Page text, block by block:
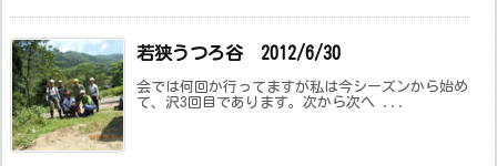
若狭うつろ谷 2012/6/30
会では何回か行ってますが私は今シーズンから始め
て、沢3回目であります。次から次へ ...